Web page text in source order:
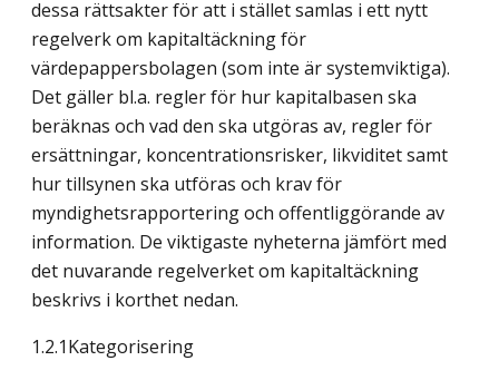
dessa rättsakter för att i stället samlas i ett nytt
regelverk om kapitaltäckning för
värdepappersbolagen (som inte är systemviktiga).
Det gäller bl.a. regler för hur kapitalbasen ska
beräknas och vad den ska utgöras av, regler för
ersättningar, koncentrationsrisker, likviditet samt
hur tillsynen ska utföras och krav för
myndighetsrapportering och offentliggörande av
information. De viktigaste nyheterna jämfört med
det nuvarande regelverket om kapitaltäckning
beskrivs i korthet nedan.
1.2.1Kategorisering